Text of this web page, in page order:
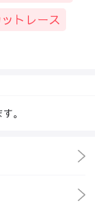
トレース
。